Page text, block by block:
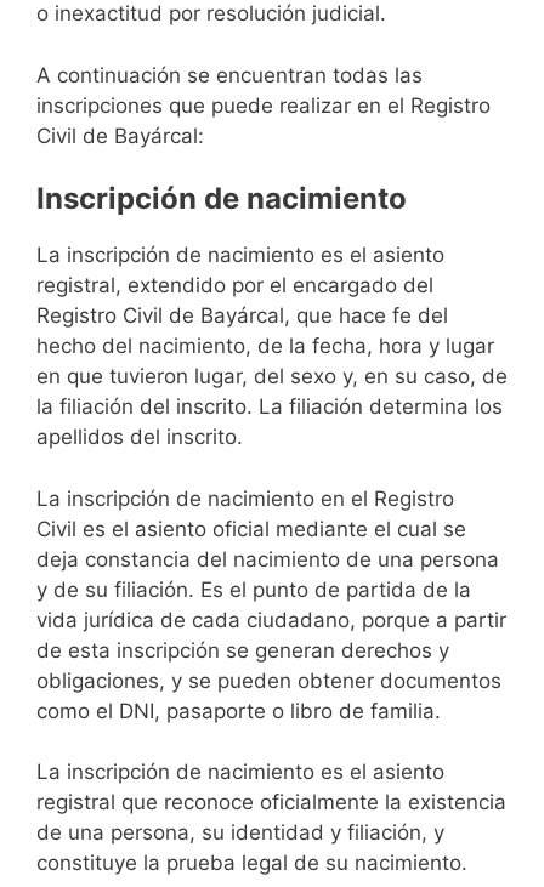
o inexactitud por resolución judicial.
A continuación se encuentran todas las
inscripciones que puede realizar en el Registro
Civil de Bayárcal:
Inscripción de nacimiento
La inscripción de nacimiento es el asiento
registral, extendido por el encargado del
Registro Civil de Bayárcal, que hace fe del
hecho del nacimiento, de la fecha, hora y lugar
en que tuvieron lugar, del sexo y, en su caso, de
la filiación del inscrito. La filiación determina los
apellidos del inscrito.
La inscripción de nacimiento en el Registro
Civil es el asiento oficial mediante el cual se
deja constancia del nacimiento de una persona
y de su filiación. Es el punto de partida de la
vida jurídica de cada ciudadano, porque a partir
de esta inscripción se generan derechos y
obligaciones, y se pueden obtener documentos
como el DNI, pasaporte o libro de familia.
La inscripción de nacimiento es el asiento
registral que reconoce oficialmente la existencia
de una persona, su identidad y filiación, y
constituye la prueba legal de su nacimiento.